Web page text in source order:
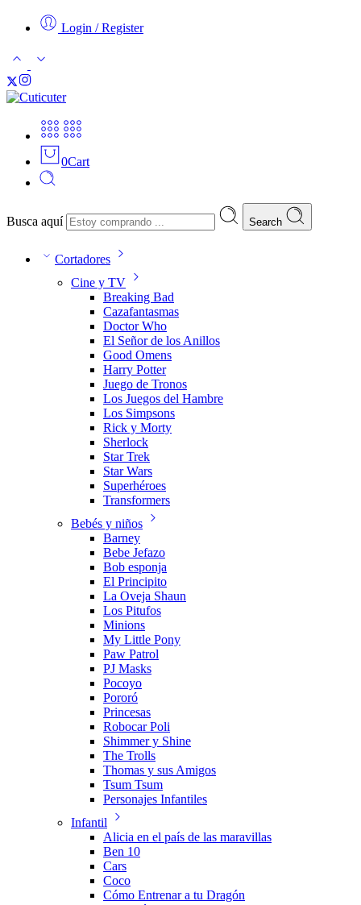
Login / Register
0Cart
Busca aquí Search
Cortadores
Cine y TV
Breaking Bad
Cazafantasmas
Doctor Who
El Señor de los Anillos
Good Omens
Harry Potter
Juego de Tronos
Los Juegos del Hambre
Los Simpsons
Rick y Morty
Sherlock
Star Trek
Star Wars
Superhéroes
Transformers
Bebés y niños
Barney
Bebe Jefazo
Bob esponja
El Principito
La Oveja Shaun
Los Pitufos
Minions
My Little Pony
Paw Patrol
PJ Masks
Pocoyo
Pororó
Princesas
Robocar Poli
Shimmer y Shine
The Trolls
Thomas y sus Amigos
Tsum Tsum
Personajes Infantiles
Infantil
Alicia en el país de las maravillas
Ben 10
Cars
Coco
Cómo Entrenar a tu Dragón